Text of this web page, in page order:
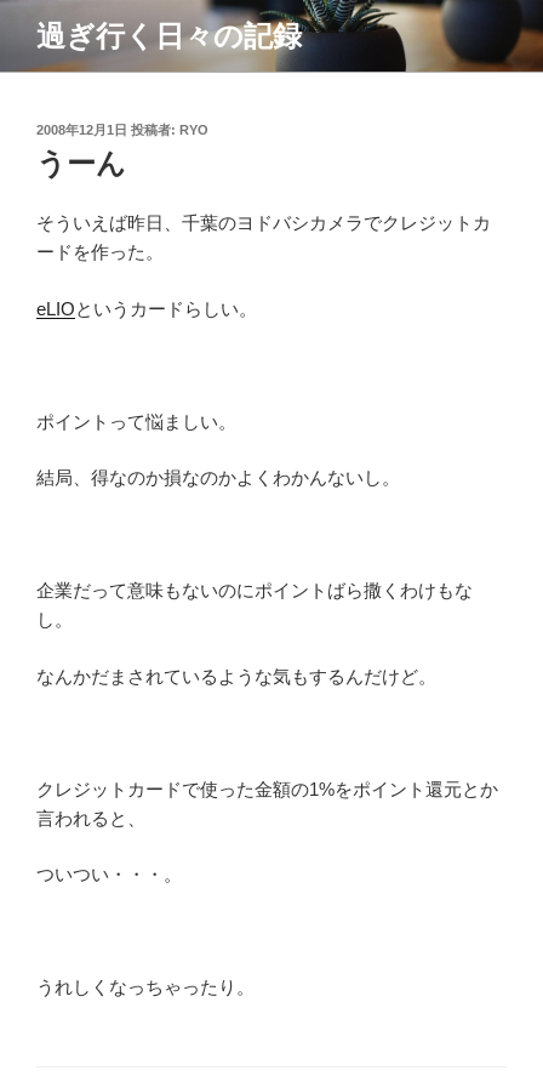
テ
過ぎ行く日々の記録
投
稿
日:
2008年12月1日 投稿者: RYO
うーん
そういえば昨日、千葉のヨドバシカメラでクレジットカ
ードを作った。
eLIOというカードらしい。
ポイントって悩ましい。
結局、得なのか損なのかよくわかんないし。
企業だって意味もないのにポイントばら撒くわけもな
し。
なんかだまされているような気もするんだけど。
クレジットカードで使った金額の1%をポイント還元とか
言われると、
ついつい・・・。
うれしくなっちゃったり。